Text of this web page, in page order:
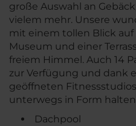
große Auswahl an
vielem mehr. Unsere
mit einem tollen Blick auf
Museum und einer
freiem Himmel. Auch 14
zur Verfügung und dank
geöffneten
unterwegs in Form
Dachpool